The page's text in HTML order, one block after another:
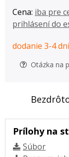
Cena: iba pre
prihlásení do
dodanie 3-4 dni
Otázka na
Prílohy na
Súbor